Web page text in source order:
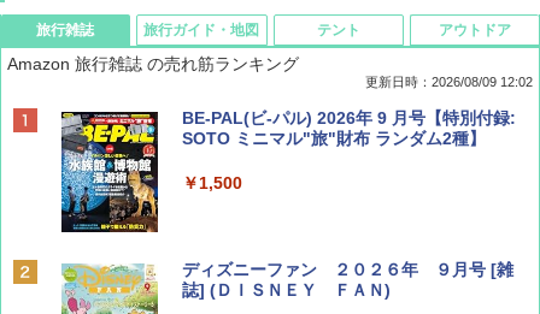
旅行雑誌
Amazon 旅行雑誌 の売れ筋ランキング
更新日時：2026/08/09 12:02
BE-PAL(ビ-パル) 2026年 9 月号【特別付録:
SOTO ミニマル"旅"財布 ランダム2種】
￥1,500
ディズニーファン ２０２６年 ９月号 [雑
誌] (ＤＩＳＮＥＹ ＦＡＮ)
旅行ガイド・地図 テント アウトドア